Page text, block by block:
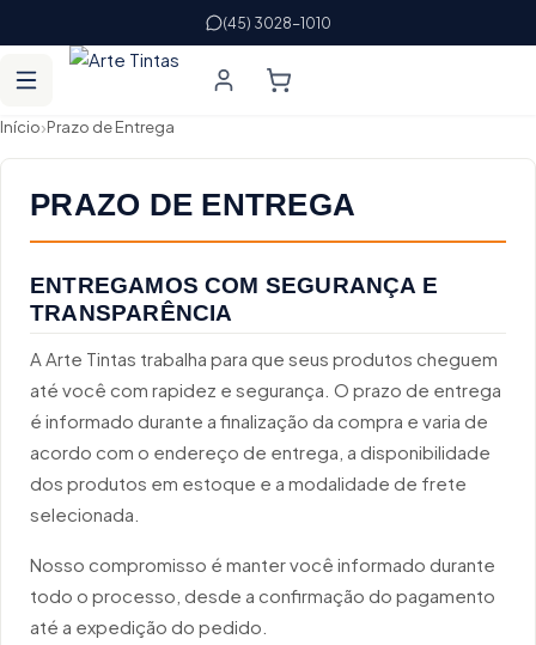
(45) 3028-1010
Início›Prazo de Entrega
PRAZO DE ENTREGA
ENTREGAMOS COM SEGURANÇA E
TRANSPARÊNCIA
A Arte Tintas trabalha para que seus produtos cheguem
até você com rapidez e segurança. O prazo de entrega
é informado durante a finalização da compra e varia de
acordo com o endereço de entrega, a disponibilidade
dos produtos em estoque e a modalidade de frete
selecionada.
Nosso compromisso é manter você informado durante
todo o processo, desde a confirmação do pagamento
até a expedição do pedido.